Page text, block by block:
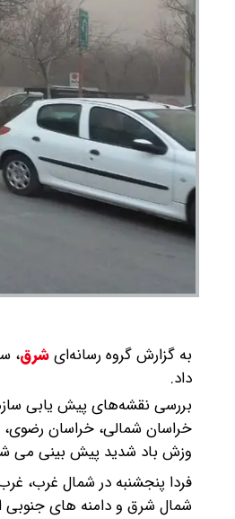
به گزارش گروه رسانه‌ایشرق،
داد.
بررسی نقشه‌های پیش یابی
خراسان شمالی، خراسان رضوی،
وزش باد شدید پیش بینی می
فردا پنجشنبه در شمال غرب،
شمال شرق و دامنه های جنوبی